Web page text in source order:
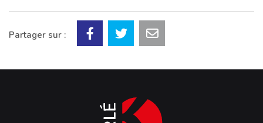
Partager sur :